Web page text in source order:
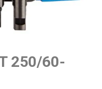
250/60-